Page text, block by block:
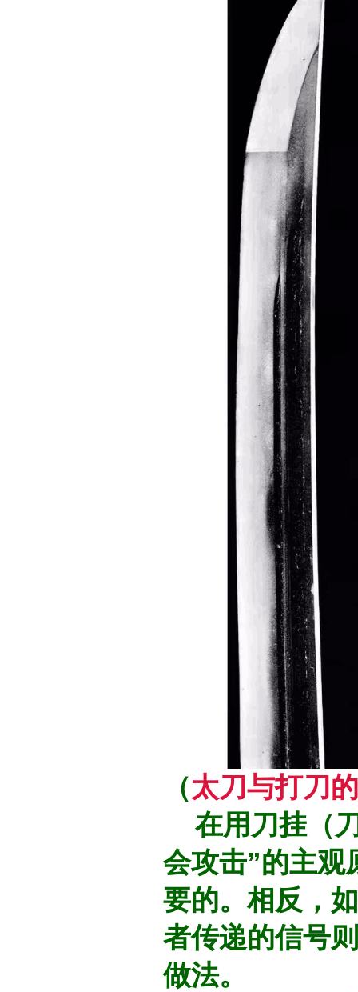
（太刀与打刀
在用刀挂（
会攻击”的主观
要的。相反，
者传递的信号
做法。